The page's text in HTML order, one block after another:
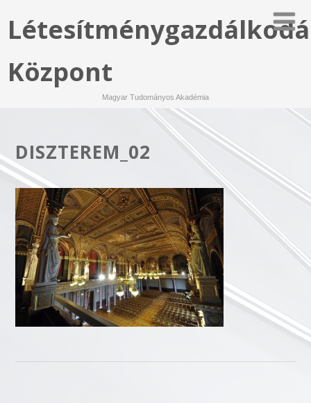
Központ
Magyar Tudományos Akadémia
DISZTEREM_02